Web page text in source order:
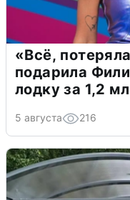
«Всё,
подарила
лодку за 1,2
5 августа 216